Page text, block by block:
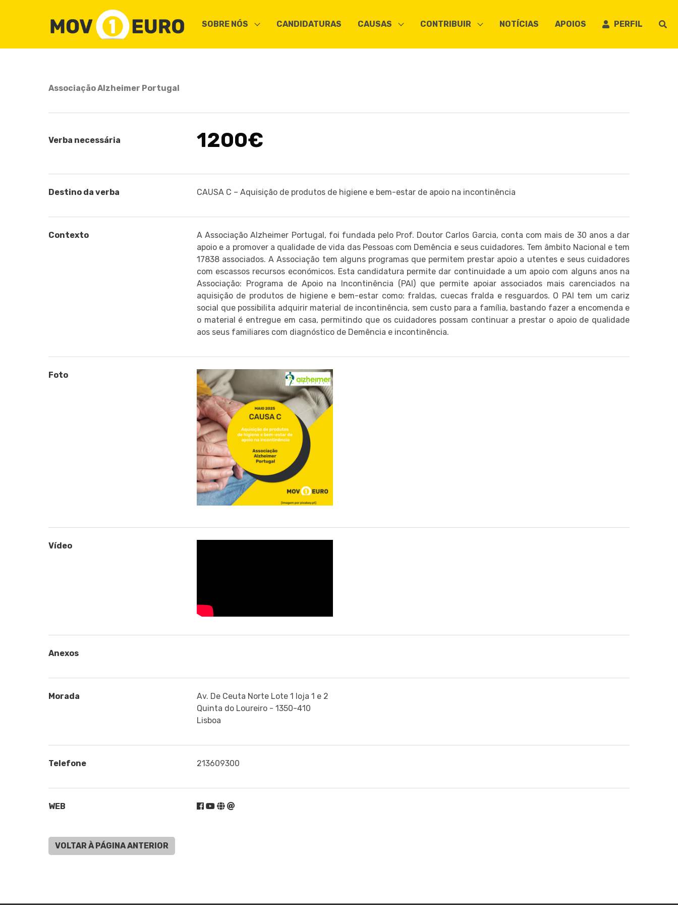
SOBRE NÓS CANDIDATURAS CAUSAS CONTRIBUIR NOTÍCIAS APOIOS PERFIL
Associação Alzheimer Portugal
Verba necessária 1200€
Destino da verba CAUSA C – Aquisição de produtos de higiene e bem-estar de apoio na incontinência
Contexto
A Associação Alzheimer Portugal, foi fundada pelo Prof. Doutor Carlos Garcia, conta com mais de 30 anos a dar
apoio e a promover a qualidade de vida das Pessoas com Demência e seus cuidadores. Tem âmbito Nacional e tem
17838 associados. A Associação tem alguns programas que permitem prestar apoio a utentes e seus cuidadores
com escassos recursos económicos. Esta candidatura permite dar continuidade a um apoio com alguns anos na
Associação: Programa de Apoio na Incontinência (PAI) que permite apoiar associados mais carenciados na
aquisição de produtos de higiene e bem-estar como: fraldas, cuecas fralda e resguardos. O PAI tem um cariz
social que possibilita adquirir material de incontinência, sem custo para a família, bastando fazer a encomenda e
o material é entregue em casa, permitindo que os cuidadores possam continuar a prestar o apoio de qualidade
aos seus familiares com diagnóstico de Demência e incontinência.
Foto
Vídeo
Anexos
Morada
Av. De Ceuta Norte Lote 1 loja 1 e 2
Quinta do Loureiro - 1350-410
Lisboa
Telefone 213609300
WEB
VOLTAR À PÁGINA ANTERIOR